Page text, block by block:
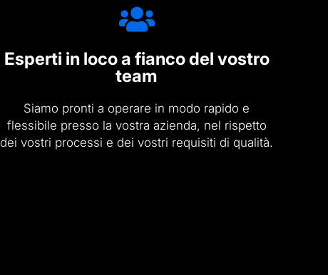
Esperti in loco a fianco del vostro
team
Siamo pronti a operare in modo rapido e
flessibile presso la vostra azienda, nel rispetto
dei vostri processi e dei vostri requisiti di qualità.